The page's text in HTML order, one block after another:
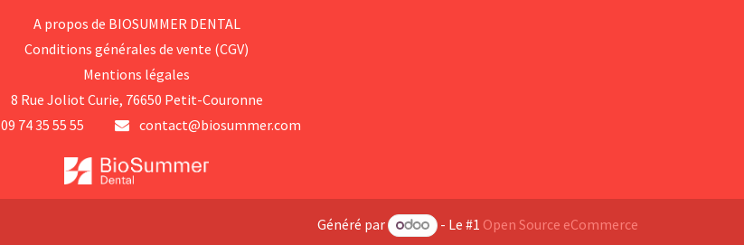
A p​ropos de BIOSUMMER DENTAL
Conditions générales d​e vente (CGV)
Mentions légales
8 Rue Jol​iot Curie, 76650 Petit-Couronne
09 74 35 55 55
contact@biosummer.com
Généré par - Le #1 Open Source eCommerce